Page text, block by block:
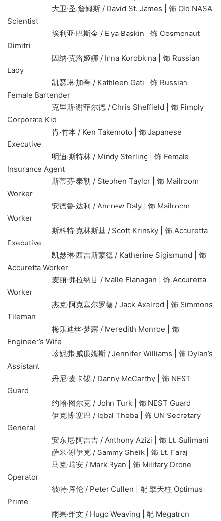
大卫·圣.詹姆斯 / David St. James | 饰 Old NASA
Scientist
埃利亚·巴斯金 / Elya Baskin | 饰 Cosmonaut
Dimitri
因纳·克洛姬娜 / Inna Korobkina | 饰 Russian
Lady
凯瑟琳·加蒂 / Kathleen Gati | 饰 Russian
Female Bartender
克里斯·谢菲尔德 / Chris Sheffield | 饰 Pimply
Corporate Kid
肯·竹本 / Ken Takemoto | 饰 Japanese
Executive
明迪·斯特林 / Mindy Sterling | 饰 Female
Insurance Agent
斯蒂芬·泰勒 / Stephen Taylor | 饰 Mailroom
Worker
安德鲁·达利 / Andrew Daly | 饰 Mailroom
Worker
斯科特·克林斯基 / Scott Krinsky | 饰 Accuretta
Executive
凯瑟琳·西吉斯蒙德 / Katherine Sigismund | 饰
Accuretta Worker
麦丽·弗拉纳甘 / Maile Flanagan | 饰 Accuretta
Worker
杰克·阿克塞尔罗德 / Jack Axelrod | 饰 Simmons
Tileman
梅乐迪丝·梦露 / Meredith Monroe | 饰
Engineer’s Wife
珍妮弗·威廉姆斯 / Jennifer Williams | 饰 Dylan’s
Assistant
丹尼·麦卡锡 / Danny McCarthy | 饰 NEST
Guard
约翰·图尔克 / John Turk | 饰 NEST Guard
伊克博·塞巴 / Iqbal Theba | 饰 UN Secretary
General
安东尼·阿吉吉 / Anthony Azizi | 饰 Lt. Sulimani
萨米·谢伊克 / Sammy Sheik | 饰 Lt. Faraj
马克·瑞安 / Mark Ryan | 饰 Military Drone
Operator
彼特·库伦 / Peter Cullen | 配 擎天柱 Optimus
Prime
雨果·维文 / Hugo Weaving | 配 Megatron